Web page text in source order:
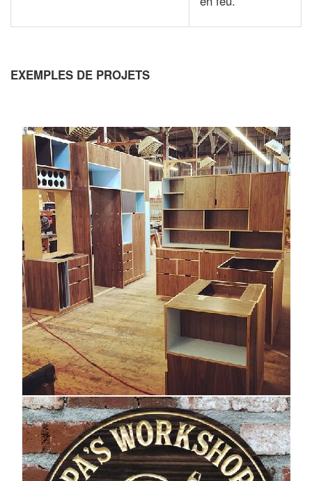
EXEMPLES DE PROJETS